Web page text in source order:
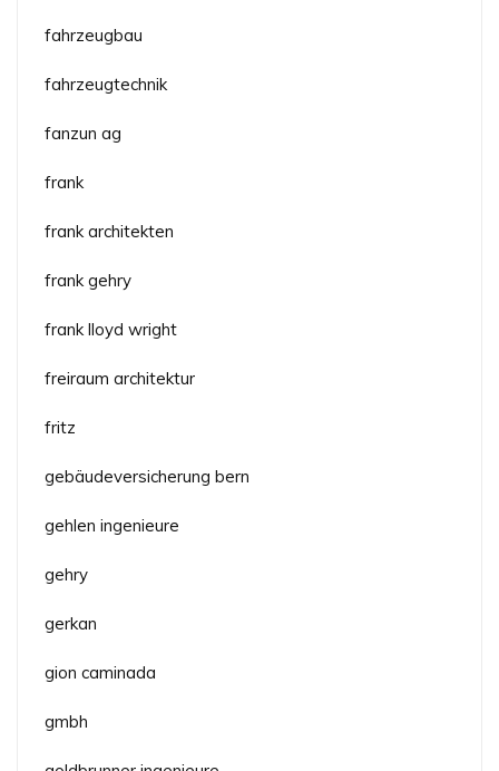
fahrzeugbau
fahrzeugtechnik
fanzun ag
frank
frank architekten
frank gehry
frank lloyd wright
freiraum architektur
fritz
gebäudeversicherung bern
gehlen ingenieure
gehry
gerkan
gion caminada
gmbh